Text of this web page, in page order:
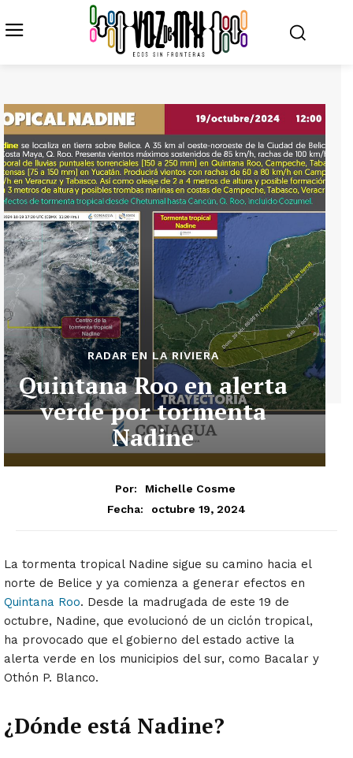
RADAR EN LA RIVIERA
Quintana Roo en alerta
verde por tormenta
Nadine
Por:
Michelle Cosme
Fecha:
octubre 19, 2024
La tormenta tropical Nadine sigue su camino hacia el
norte de Belice y ya comienza a generar efectos en
Quintana Roo. Desde la madrugada de este 19 de
octubre, Nadine, que evolucionó de un ciclón tropical,
ha provocado que el gobierno del estado active la
alerta verde en los municipios del sur, como Bacalar y
Othón P. Blanco.
¿Dónde está Nadine?